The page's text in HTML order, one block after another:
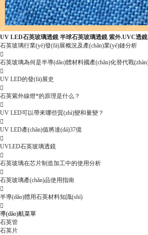
UV LED石英玻璃透鏡 半球石英玻璃透鏡 紫外.UVC透鏡
石英玻璃行業(yè)發(fā)展概況及產(chǎn)業(yè)鏈分析

石英玻璃為何是半導(dǎo)體材料國產(chǎn)化替代戰

UV LED的發(fā)展史

石英紫外線燈*的原理是什么？

UV LED可以帶來哪些質(zhì)變和量變？

UV LED產(chǎn)值將達(dá)37億

UVLED石英玻璃透鏡

石英玻璃在芯片制造加工中的使用分析

石英玻璃產(chǎn)品使用指南

半導(dǎo)體用石英材料知識(shí)

導(dǎo)航菜單
石英管
石英片